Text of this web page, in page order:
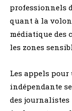
professionnels
quant à la
médiatique des
les zones
Les appels
indépendante
des journalistes